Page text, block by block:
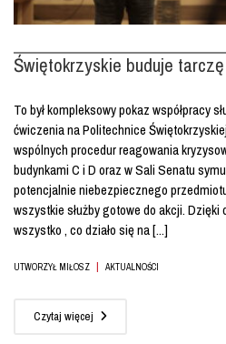
Świętokrzyskie buduje
To był kompleksowy pokaz współpracy
ćwiczenia na Politechnice
wspólnych procedur reagowania
budynkami C i D oraz w Sali Senatu
potencjalnie niebezpiecznego
wszystkie służby gotowe do akcji.
wszystko , co działo się na [...]
UTWORZYŁ MIŁOSZ | AKTUALNOŚCI
Czytaj więcej